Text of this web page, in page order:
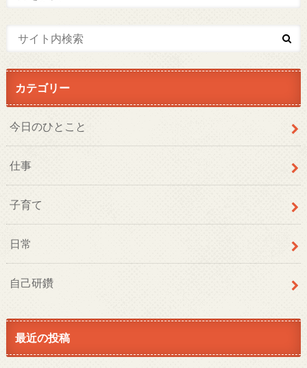
カテゴリー
今日のひとこと
仕事
子育て
日常
自己研鑽
最近の投稿